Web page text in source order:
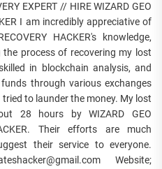
EXPERT // HIRE WIZARD GEO
I am incredibly appreciative of
HACKER's knowledge,
process of recovering my lost
in blockchain analysis, and
through various exchanges
to launder the money. My lost
28 hours by WIZARD GEO
Their efforts are much
their service to everyone.
Website;